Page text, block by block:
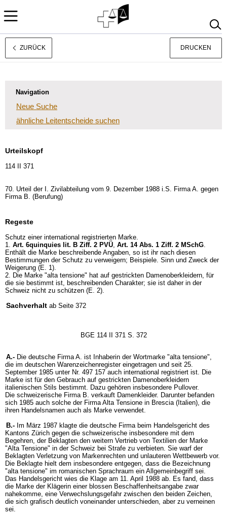
Rechtsprechung
ZURÜCK DRUCKEN
Navigation
Neue Suche
ähnliche Leitentscheide suchen
Urteilskopf
114 II 371
70. Urteil der I. Zivilabteilung vom 9. Dezember 1988 i.S. Firma A. gegen
Firma B. (Berufung)
Regeste
Schutz einer international registrierten Marke.
1. Art. 6quinquies lit. B Ziff. 2 PVÜ, Art. 14 Abs. 1 Ziff. 2 MSchG.
Enthält die Marke beschreibende Angaben, so ist ihr nach diesen
Bestimmungen der Schutz zu verweigern; Beispiele. Sinn und Zweck der
Weigerung (E. 1).
2. Die Marke "alta tensione" hat auf gestrickten Damenoberkleidern, für
die sie bestimmt ist, beschreibenden Charakter; sie ist daher in der
Schweiz nicht zu schützen (E. 2).
Sachverhalt ab Seite 372
BGE 114 II 371 S. 372
A.- Die deutsche Firma A. ist Inhaberin der Wortmarke "alta tensione",
die im deutschen Warenzeichenregister eingetragen und seit 25.
September 1985 unter Nr. 497 157 auch international registriert ist. Die
Marke ist für den Gebrauch auf gestrickten Damenoberkleidern
italienischen Stils bestimmt. Dazu gehören insbesondere Pullover.
Die schweizerische Firma B. verkauft Damenkleider. Darunter befanden
sich 1985 auch solche der Firma Alta Tensione in Brescia (Italien), die
ihren Handelsnamen auch als Marke verwendet.
B.- Im März 1987 klagte die deutsche Firma beim Handelsgericht des
Kantons Zürich gegen die schweizerische insbesondere mit dem
Begehren, der Beklagten den weitern Vertrieb von Textilien der Marke
"Alta Tensione" in der Schweiz bei Strafe zu verbieten. Sie warf der
Beklagten Verletzung von Markenrechten und unlauteren Wettbewerb vor.
Die Beklagte hielt dem insbesondere entgegen, dass die Bezeichnung
"alta tensione" im romanischen Sprachraum ein Allgemeinbegriff sei.
Das Handelsgericht wies die Klage am 11. April 1988 ab. Es fand, dass
die Marke der Klägerin einer blossen Beschaffenheitsangabe zwar
nahekomme, eine Verwechslungsgefahr zwischen den beiden Zeichen,
die sich grafisch deutlich voneinander unterschieden, aber zu verneinen
sei.